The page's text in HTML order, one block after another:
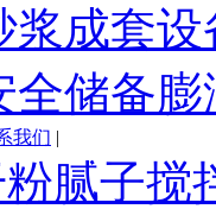
浆成套
全储备
我们 |
腻子搅